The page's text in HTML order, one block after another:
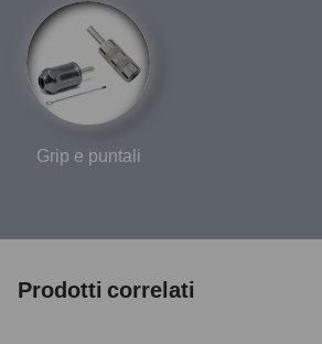
Grip e puntali
Prodotti correlati